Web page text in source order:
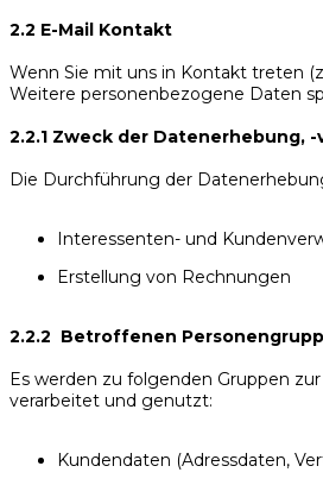
2.2 E-Mail Kontakt
Wenn Sie mit uns in Kontakt treten
Weitere personenbezogene Daten
2.2.1 Zweck der Datenerhebung,
Die Durchführung der
Interessenten- und
Erstellung von Rechnungen
2.2.2 Betroffenen
Es werden zu folgenden Gruppen
verarbeitet und genutzt:
Kundendaten (Adressdaten,